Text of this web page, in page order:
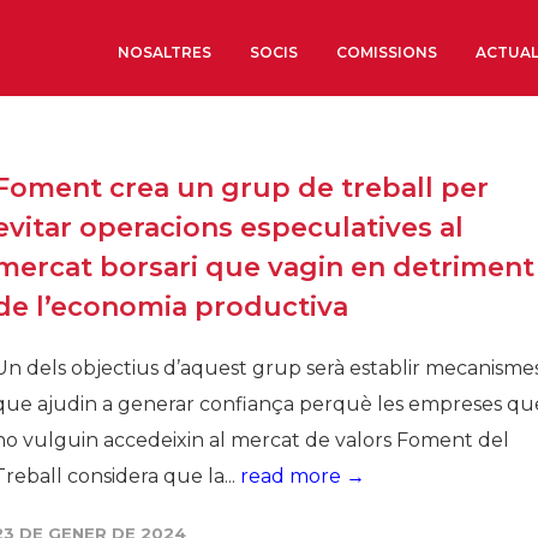
NOSALTRES
Òrgans de Govern
Òrgans Consultius
Estructura Executiva
Econòmics i Socials
Organitzacions
Organitzacions
SOCIS COMISSIONS
crea un grup de treball per
operacions especulatives al
borsari que vagin en detriment
l’economia productiva
dels objectius d’aquest grup serà establir
ajudin a generar confiança perquè les empreses
vulguin accedeixin al mercat de valors Foment del
considera que la... read more →
DE GENER DE 2024